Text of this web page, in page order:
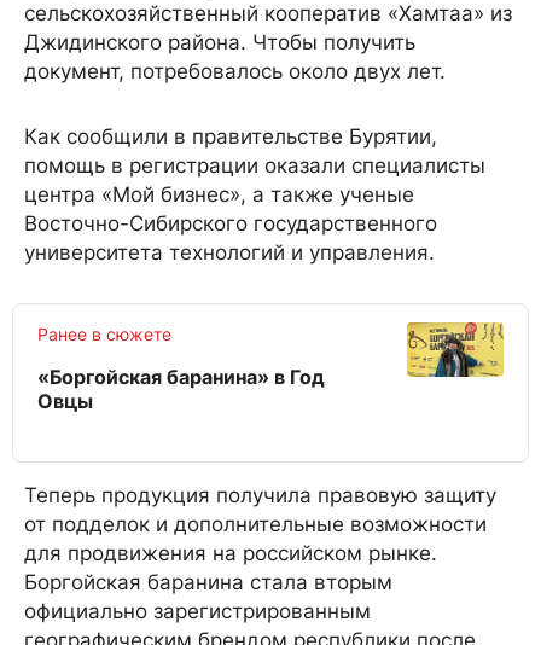
сельскохозяйственный кооператив «Хамтаа» из
Джидинского района. Чтобы получить
документ, потребовалось около двух лет.
Как сообщили в правительстве Бурятии,
помощь в регистрации оказали специалисты
центра «Мой бизнес», а также ученые
Восточно-Сибирского государственного
университета технологий и управления.
Ранее в сюжете
«Боргойская баранина» в Год
Овцы
Теперь продукция получила правовую защиту
от подделок и дополнительные возможности
для продвижения на российском рынке.
Боргойская баранина стала вторым
официально зарегистрированным